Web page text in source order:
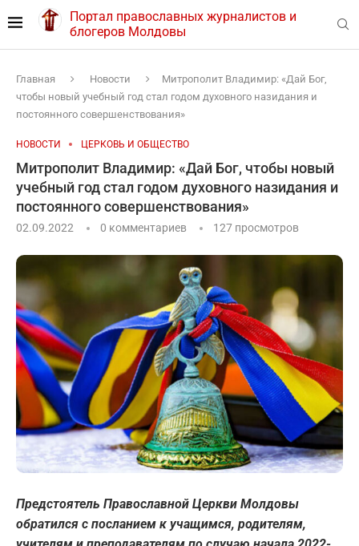
Портал православных журналистов и
блогеров Молдовы
Главная Новости
Митрополит Владимир: «Дай Бог,
чтобы новый учебный год стал годом духовного назидания и
постоянного совершенствования»
НОВОСТИ ЦЕРКОВЬ И ОБЩЕСТВО
Митрополит Владимир: «Дай Бог, чтобы новый
учебный год стал годом духовного назидания и
постоянного совершенствования»
02.09.2022 0 комментариев 127 просмотров
Предстоятель Православной Церкви Молдовы
обратился с посланием к учащимся, родителям,